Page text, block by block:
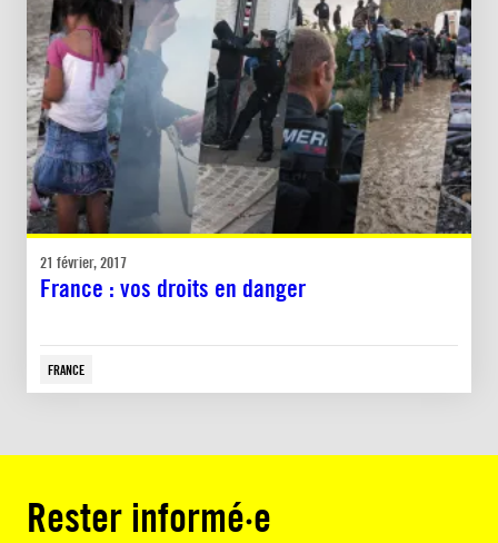
21 février, 2017
France : vos droits en danger
FRANCE
Rester informé·e